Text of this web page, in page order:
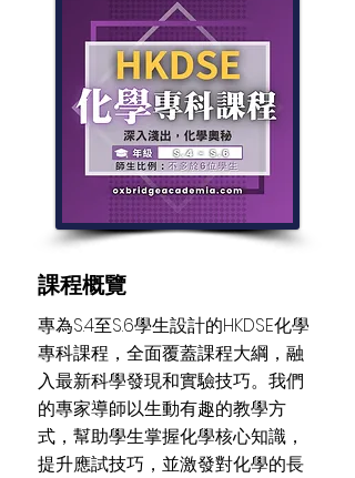
​課程概覽
專為S.4至S.6學生設計的HKDSE化學
專科課程，全面覆蓋課程大綱，融
入最新科學發現和實驗技巧。我們
的專家導師以生動有趣的教學方
式，幫助學生掌握化學核心知識，
提升應試技巧，並激發對化學的長